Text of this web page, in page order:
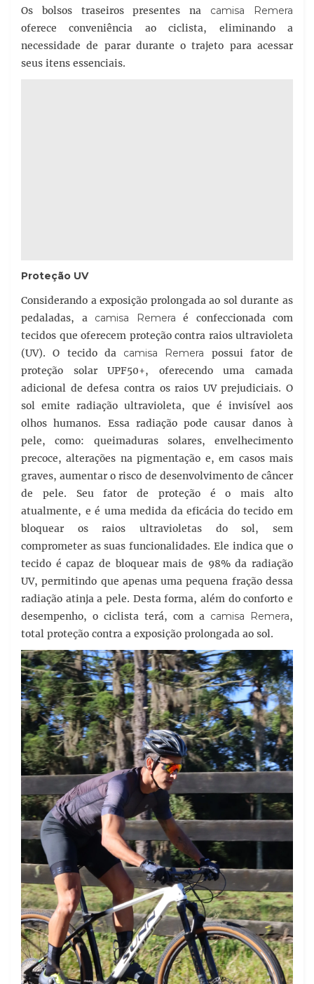
Os bolsos traseiros presentes na camisa Remera
oferece conveniência ao ciclista, eliminando a
necessidade de parar durante o trajeto para acessar
seus itens essenciais.
Proteção UV
Considerando a exposição prolongada ao sol durante as
pedaladas, a camisa Remera é confeccionada com
tecidos que oferecem proteção contra raios ultravioleta
(UV). O tecido da camisa Remera possui fator de
proteção solar UPF50+, oferecendo uma camada
adicional de defesa contra os raios UV prejudiciais. O
sol emite radiação ultravioleta, que é invisível aos
olhos humanos. Essa radiação pode causar danos à
pele, como: queimaduras solares, envelhecimento
precoce, alterações na pigmentação e, em casos mais
graves, aumentar o risco de desenvolvimento de câncer
de pele. Seu fator de proteção é o mais alto
atualmente, e é uma medida da eficácia do tecido em
bloquear os raios ultravioletas do sol, sem
comprometer as suas funcionalidades. Ele indica que o
tecido é capaz de bloquear mais de 98% da radiação
UV, permitindo que apenas uma pequena fração dessa
radiação atinja a pele. Desta forma, além do conforto e
desempenho, o ciclista terá, com a camisa Remera,
total proteção contra a exposição prolongada ao sol.